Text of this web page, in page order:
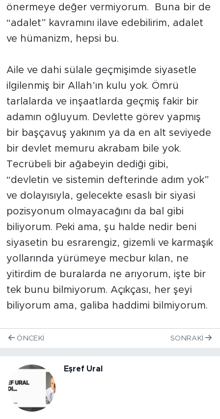
önermeye değer vermiyorum. Buna bir de
“adalet” kavramını ilave edebilirim, adalet
ve hümanizm, hepsi bu.
Aile ve dahi sülale geçmişimde siyasetle
ilgilenmiş bir Allah’ın kulu yok. Ömrü
tarlalarda ve inşaatlarda geçmiş fakir bir
adamın oğluyum. Devlette görev yapmış
bir başçavuş yakınım ya da en alt seviyede
bir devlet memuru akrabam bile yok.
Tecrübeli bir ağabeyin dediği gibi,
“devletin ve sistemin defterinde adım yok”
ve dolayısıyla, gelecekte esaslı bir siyasi
pozisyonum olmayacağını da bal gibi
biliyorum. Peki ama, şu halde nedir beni
siyasetin bu esrarengiz, gizemli ve karmaşık
yollarında yürümeye mecbur kılan, ne
yitirdim de buralarda ne arıyorum, işte bir
tek bunu bilmiyorum. Açıkçası, her şeyi
biliyorum ama, galiba haddimi bilmiyorum.
ÖNCEKI SONRAKI
Eşref Ural